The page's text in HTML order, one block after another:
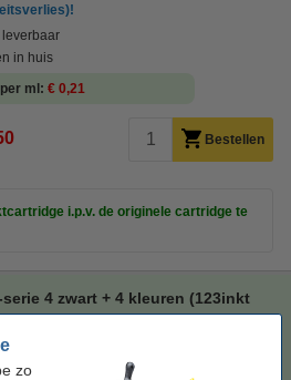
zo
leverbaar
in huis
ml
€ 0,21
Bestellen
i.p.v. de originele cartridge te
4 zwart + 4 kleuren (123inkt
5 kleuren